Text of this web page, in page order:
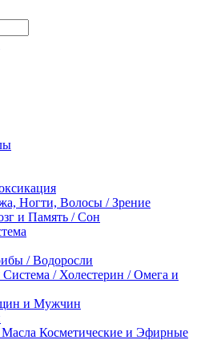
Ногти, Волосы / Зрение
и Память / Сон
/ Водоросли
Система / Холестерин / Омега и
и Мужчин
Масла Косметические и Эфирные